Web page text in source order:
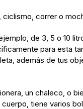
ciclismo, correr o
de 3, 5 o 10
para esta
además de tus
un chaleco, o
tiene varios